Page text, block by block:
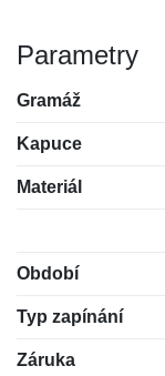
Parametry
Gramáž
Kapuce
Materiál
Období
Typ zapínání
Záruka